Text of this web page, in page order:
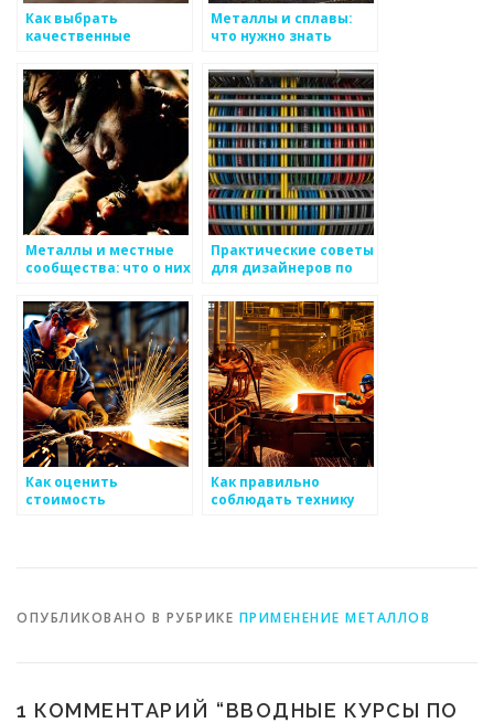
Как выбрать
качественные
Металлы и сплавы:
что нужно знать
Металлы и местные
сообщества: что о них
Практические советы
для дизайнеров по
металлоизделий
Как оценить
стоимость
Как правильно
соблюдать технику
ОПУБЛИКОВАНО В РУБРИКЕ ПРИМЕНЕНИЕ МЕТАЛЛОВ
1 КОММЕНТАРИЙ “ВВОДНЫЕ КУРСЫ ПО